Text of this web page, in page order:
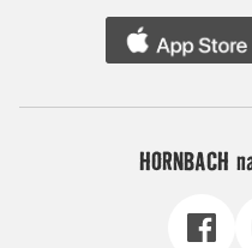
HORNBACH